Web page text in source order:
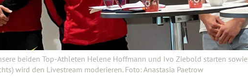
beiden Top-Athleten Helene Hoffmann und Ivo Ziebold starten
wird den Livestream moderieren. Foto: Anastasia Paetrow